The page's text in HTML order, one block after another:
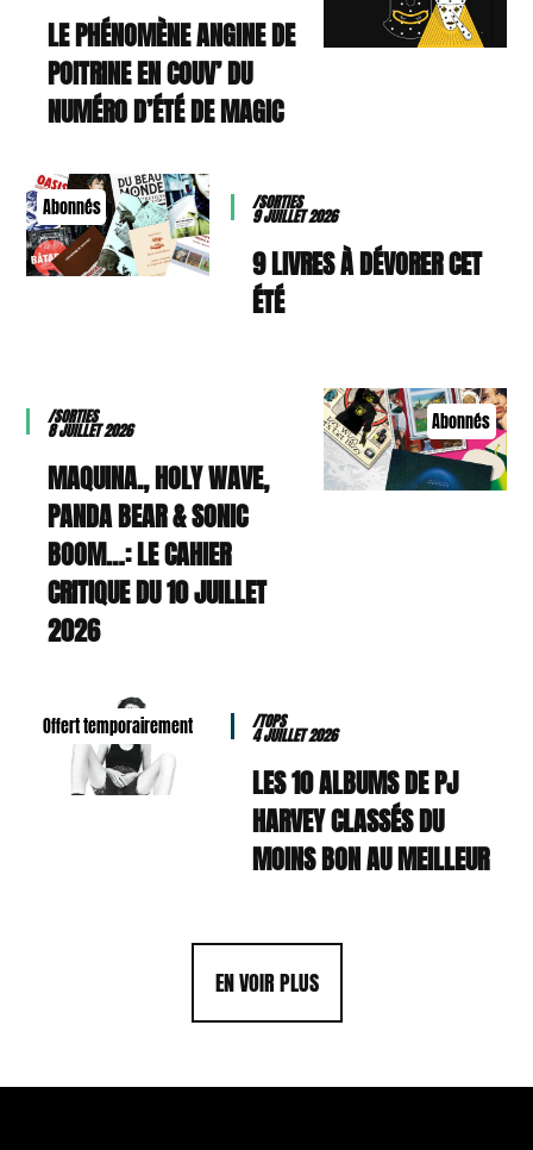
LE PHÉNOMÈNE ANGINE DE
POITRINE EN COUV’ DU
NUMÉRO D’ÉTÉ DE MAGIC
Abonnés /SORTIES
9 JUILLET 2026
9 LIVRES À DÉVORER CET
ÉTÉ
Abonnés
/SORTIES
8 JUILLET 2026
MAQUINA., HOLY WAVE,
PANDA BEAR & SONIC
BOOM…: LE CAHIER
CRITIQUE DU 10 JUILLET
2026
Offert temporairement /TOPS
4 JUILLET 2026
LES 10 ALBUMS DE PJ
HARVEY CLASSÉS DU
MOINS BON AU MEILLEUR
EN VOIR PLUS